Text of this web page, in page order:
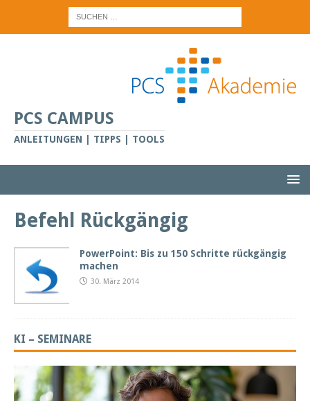
PCS CAMPUS
ANLEITUNGEN | TIPPS | TOOLS
Befehl Rückgängig
PowerPoint: Bis zu 150 Schritte rückgängig
machen
30. März 2014
KI – SEMINARE